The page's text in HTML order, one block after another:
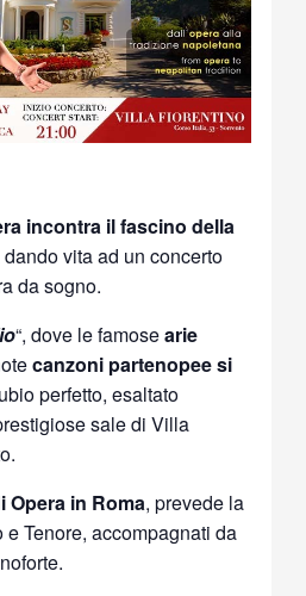
incontra il fascino della
dando vita ad un concerto
da sogno.
“, dove le famosearie
canzoni partenopee si
perfetto, esaltato
sale di Villa
Opera in Roma, prevede la
Tenore, accompagnati da